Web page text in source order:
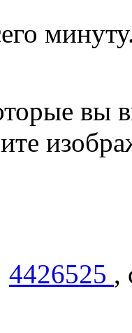
вы
4426525 ,